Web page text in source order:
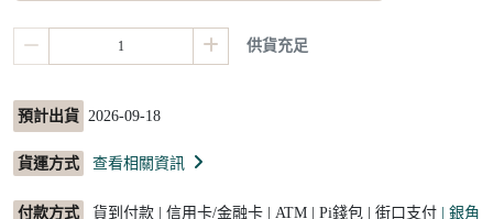
供貨充足
預計出貨 2026-09-18
貨運方式 查看相關資訊
付款方式 貨到付款 | 信用卡/金融卡 | ATM | Pi錢包 | 街口支付
| 銀角